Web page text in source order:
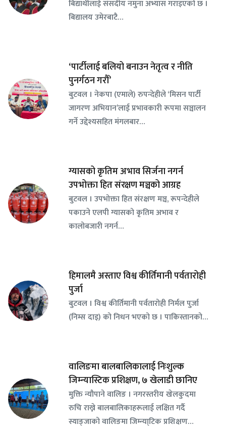
बिद्यार्थीलाई संसदीय नमुना अभ्यास गराइएको छ ।
बिद्यालय उमेरबाटै…
‘पार्टीलाई बलियो बनाउन नेतृत्व र नीति
पुनर्गठन गरौँ’
बुटवल । नेकपा (एमाले) रुपन्देहीले ‘मिसन पार्टी
जागरण अभियान’लाई प्रभावकारी रूपमा सञ्चालन
गर्ने उद्देश्यसहित मंगलबार…
ग्यासको कृतिम अभाव सिर्जना नगर्न
उपभोक्ता हित संरक्षण मञ्चको आग्रह
बुटवल । उपभोक्ता हित संरक्षण मञ्च, रूपन्देहीले
पकाउने एलपी ग्यासको कृतिम अभाव र
कालोबजारी नगर्न…
हिमालमै अस्ताए विश्व कीर्तिमानी पर्वतारोही
पुर्जा
बुटवल । विश्व कीर्तिमानी पर्वतारोही निर्मल पुर्जा
(निम्स दाइ) को निधन भएको छ । पाकिस्तानको…
वालिङमा बालबालिकालाई निःशुल्क
जिम्न्यास्टिक प्रशिक्षण, ७ खेलाडी छानिए
​मुक्ति न्यौपाने वालिङ । नगरस्तरीय खेलकुदमा
रुचि राख्ने बालबालिकाहरूलाई लक्षित गर्दै
स्याङ्जाको वालिङमा जिम्न्या्टिक प्रशिक्षण…